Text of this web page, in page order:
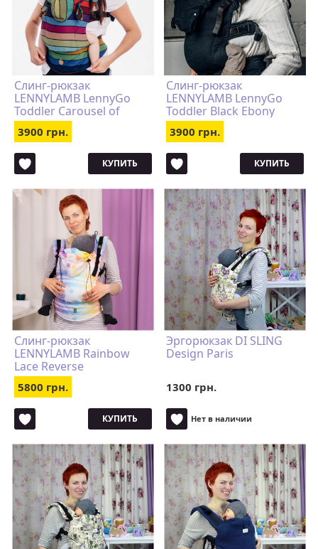
Слинг-рюкзак
LENNYLAMB LennyGo
Toddler Carousel of
Colors
3900 грн.
КУПИТЬ
Слинг-рюкзак
LENNYLAMB LennyGo
Toddler Black Ebony
3900 грн.
КУПИТЬ
Слинг-рюкзак
LENNYLAMB Rainbow
Lace Reverse
5800 грн.
КУПИТЬ
Эргорюкзак DI SLING
Design Paris
1300 грн.
Нет в наличии